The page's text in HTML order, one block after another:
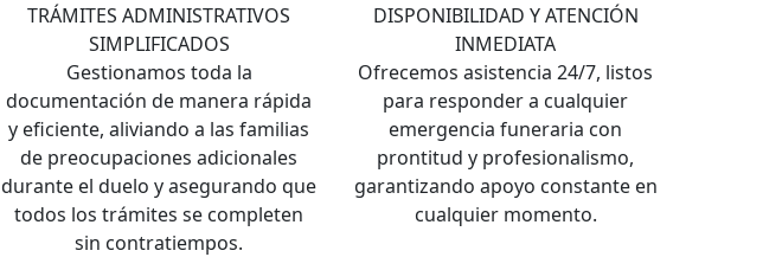
TRÁMITES ADMINISTRATIVOS
SIMPLIFICADOS
Gestionamos toda la
documentación de manera rápida
y eficiente, aliviando a las familias
de preocupaciones adicionales
durante el duelo y asegurando que
todos los trámites se completen
sin contratiempos.
DISPONIBILIDAD Y ATENCIÓN
INMEDIATA
Ofrecemos asistencia 24/7, listos
para responder a cualquier
emergencia funeraria con
prontitud y profesionalismo,
garantizando apoyo constante en
cualquier momento.